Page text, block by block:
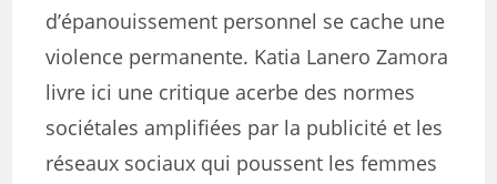
d’épanouissement personnel se cache une
violence permanente. Katia Lanero Zamora
livre ici une critique acerbe des normes
sociétales amplifiées par la publicité et les
réseaux sociaux qui poussent les femmes